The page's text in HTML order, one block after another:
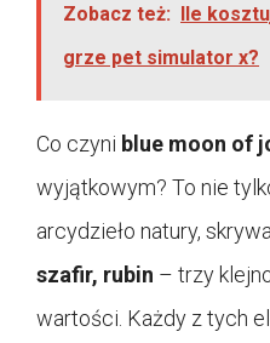
Zobacz też: Ile
grze pet simulator x?
Co czyni blue moon of
wyjątkowym? To nie
arcydzieło natury,
szafir, rubin – trzy
wartości. Każdy z tych